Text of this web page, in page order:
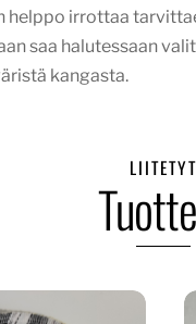
irrottaa
saa halutessaan
kangasta.
LIITETYT